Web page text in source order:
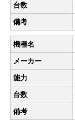
台数
備考
機種名
メーカー
能力
台数
備考